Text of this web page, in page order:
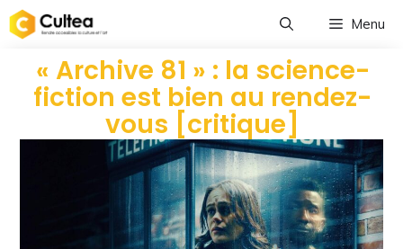
Menu
« Archive 81 » : la science-
fiction est bien au rendez-
vous [critique]